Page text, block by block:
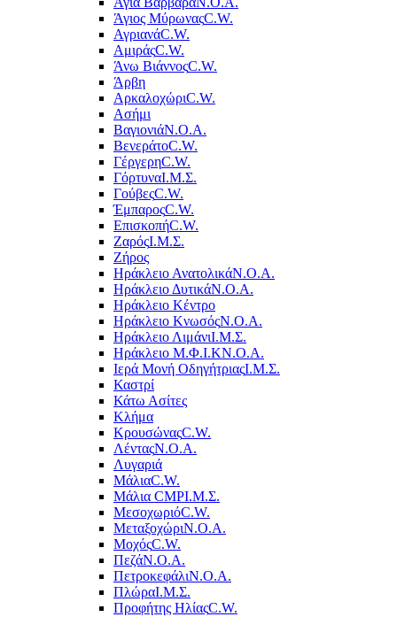
Άγιος ΜύρωναςC.W.
ΑγριανάC.W.
ΑμιράςC.W.
Άνω ΒιάννοςC.W.
Άρβη
ΑρκαλοχώριC.W.
Ασήμι
ΒαγιονιάΝ.Ο.Α.
ΒενεράτοC.W.
ΓέργερηC.W.
ΓόρτυναΙ.Μ.Σ.
ΓούβεςC.W.
ΈμπαροςC.W.
ΕπισκοπήC.W.
ΖαρόςΙ.Μ.Σ.
Ζήρος
Ηράκλειο ΑνατολικάΝ.Ο.Α.
Ηράκλειο ΔυτικάΝ.Ο.Α.
Ηράκλειο Κέντρο
Ηράκλειο ΚνωσόςΝ.Ο.Α.
Ηράκλειο ΛιμάνιΙ.Μ.Σ.
Ηράκλειο Μ.Φ.Ι.ΚΝ.Ο.Α.
Ιερά Μονή ΟδηγήτριαςΙ.Μ.Σ.
Καστρί
Κάτω Ασίτες
Κλήμα
ΚρουσώναςC.W.
ΛένταςΝ.Ο.Α.
Λυγαριά
ΜάλιαC.W.
Μάλια CMPΙ.Μ.Σ.
ΜεσοχωριόC.W.
ΜεταξοχώριΝ.Ο.Α.
ΜοχόςC.W.
ΠεζάΝ.Ο.Α.
ΠετροκεφάλιΝ.Ο.Α.
ΠλώραΙ.Μ.Σ.
Προφήτης ΗλίαςC.W.